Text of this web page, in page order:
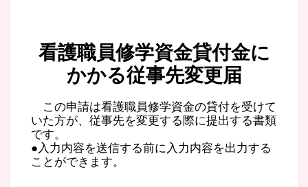
看護職員修学資金貸付金に
かかる従事先変更届
この申請は看護職員修学資金の貸付を受けて
いた方が、従事先を変更する際に提出する書類
です。
●入力内容を送信する前に入力内容を出力する
ことができます。